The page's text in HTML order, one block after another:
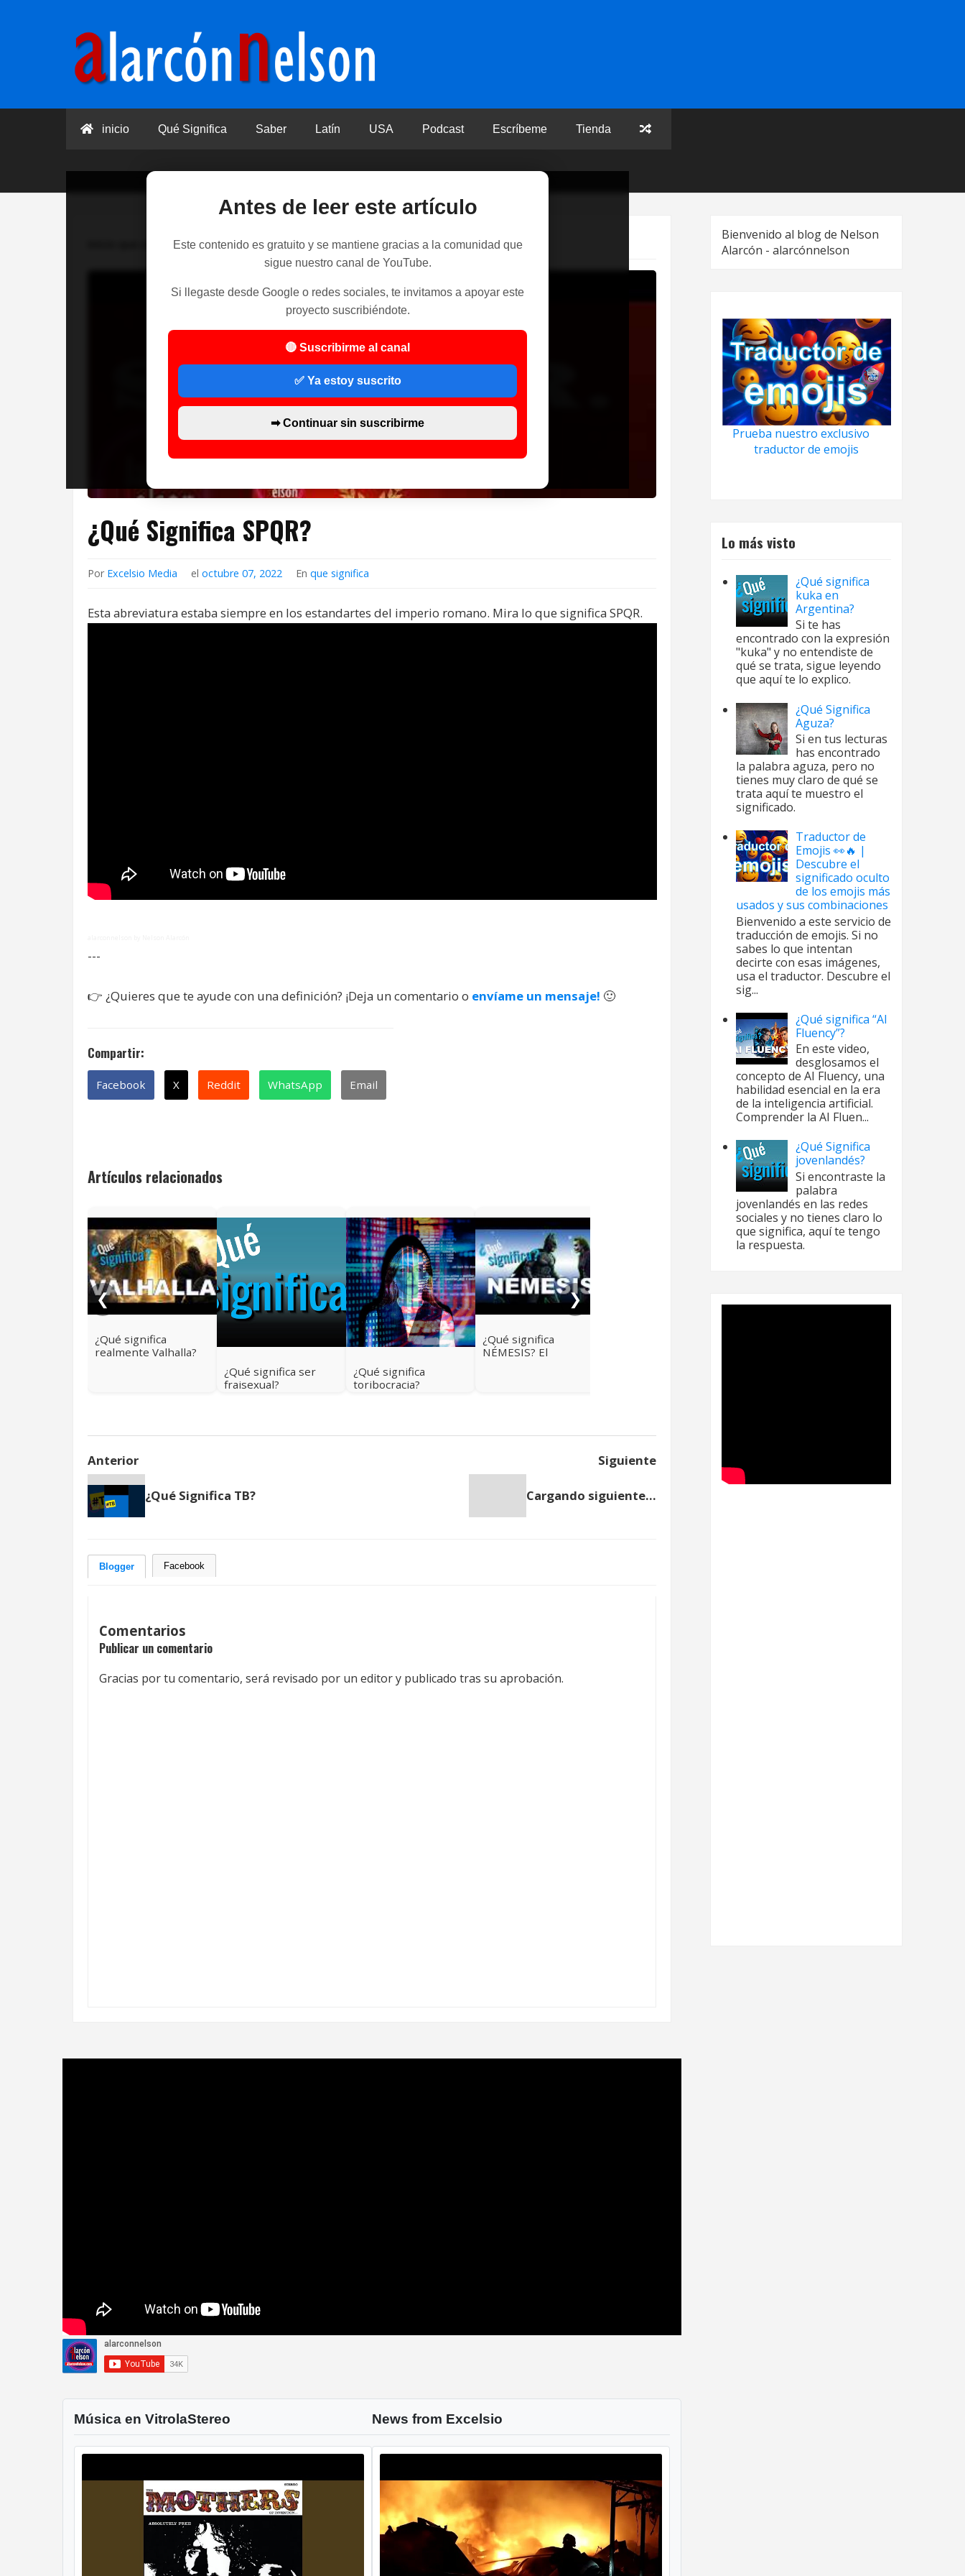
inicio Qué Significa Saber Latín USA Podcast Escríbeme Tienda
Antes de leer este artículo
Este contenido es gratuito y se mantiene gracias a la comunidad que
sigue nuestro canal de YouTube.
Si llegaste desde Google o redes sociales, te invitamos a apoyar este
proyecto suscribiéndote.
🔴 Suscribirme al canal
✅ Ya estoy suscrito
➡ Continuar sin suscribirme
que significa > ¿Qué Significa SPQR?
¿Qué Significa SPQR?
Por Excelsio Media eloctubre 07, 2022 Enque significa
Esta abreviatura estaba siempre en los estandartes del imperio romano. Mira lo que significa SPQR.
---
👉 ¿Quieres que te ayude con una definición? ¡Deja un comentario o envíame un mensaje! 🙂
Compartir:
Facebook X Reddit WhatsApp Email
Artículos relacionados
❮
¿Qué significa
realmente Valhalla?
¿Qué significa ser
fraisexual?
¿Qué significa
toribocracia?
¿Qué significa
NÉMESIS? El
❯
Anterior Siguiente
¿Qué Significa TB? Cargando siguiente...
Blogger Facebook
Comentarios
Publicar un comentario
Gracias por tu comentario, será revisado por un editor y publicado tras su aprobación.
Música en VitrolaStereo News from Excelsio
Bienvenido al blog de Nelson
Alarcón - alarcónnelson
Prueba nuestro exclusivo
traductor de emojis
Lo más visto
¿Qué significa
kuka en
Argentina?
Si te has
encontrado con la expresión
"kuka" y no entendiste de
qué se trata, sigue leyendo
que aquí te lo explico.
¿Qué Significa
Aguza?
Si en tus lecturas
has encontrado
la palabra aguza, pero no
tienes muy claro de qué se
trata aquí te muestro el
significado.
Traductor de
Emojis 👀🔥 |
Descubre el
significado oculto
de los emojis más
usados y sus combinaciones
Bienvenido a este servicio de
traducción de emojis. Si no
sabes lo que intentan
decirte con esas imágenes,
usa el traductor. Descubre el
sig...
¿Qué significa “AI
Fluency”?
En este video,
desglosamos el
concepto de AI Fluency, una
habilidad esencial en la era
de la inteligencia artificial.
Comprender la AI Fluen...
¿Qué Significa
jovenlandés?
Si encontraste la
palabra
jovenlandés en las redes
sociales y no tienes claro lo
que significa, aquí te tengo
la respuesta.